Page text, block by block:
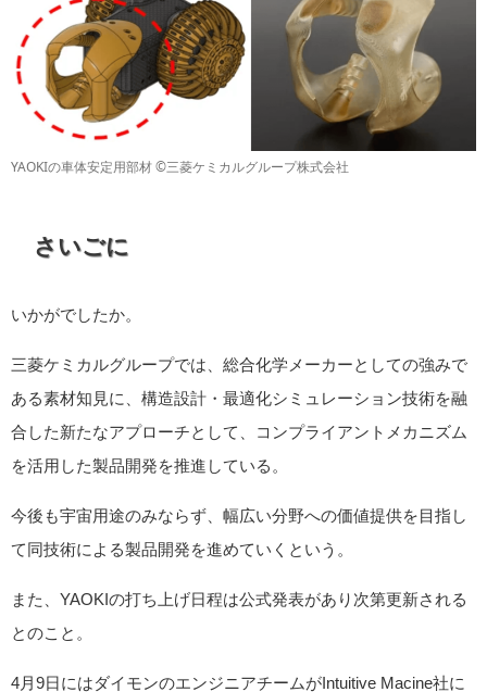
YAOKIの車体安定用部材 ©三菱ケミカルグループ株式会社
さいごに
いかがでしたか。
三菱ケミカルグループでは、総合化学メーカーとしての強みで
ある素材知見に、構造設計・最適化シミュレーション技術を融
合した新たなアプローチとして、コンプライアントメカニズム
を活用した製品開発を推進している。
今後も宇宙用途のみならず、幅広い分野への価値提供を目指し
て同技術による製品開発を進めていくという。
また、YAOKIの打ち上げ日程は公式発表があり次第更新される
とのこと。
4月9日にはダイモンのエンジニアチームがIntuitive Macine社に